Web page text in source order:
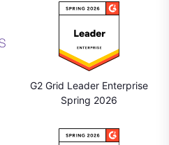
G2 Grid Leader Enterprise
Spring 2026